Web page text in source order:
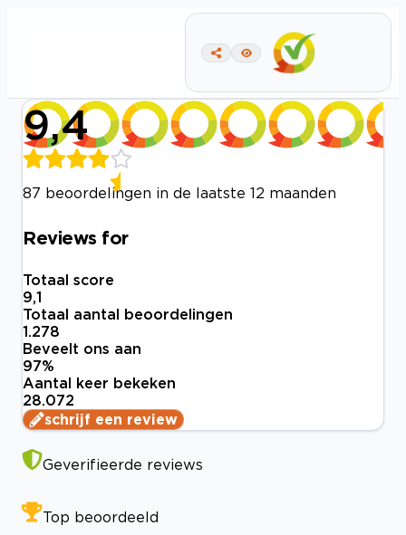
9,4
87 beoordelingen in de laatste 12 maanden
Reviews for
Totaal score
9,1
Totaal aantal beoordelingen
1.278
Beveelt ons aan
97%
Aantal keer bekeken
28.072
schrijf een review
Geverifieerde reviews
Top beoordeeld